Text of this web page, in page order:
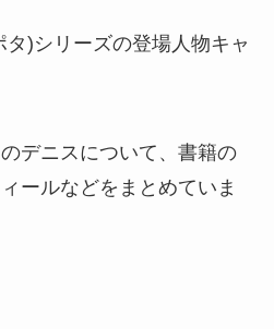
)シリーズの登場人物キャ
デニスについて、書籍の
ールなどをまとめていま